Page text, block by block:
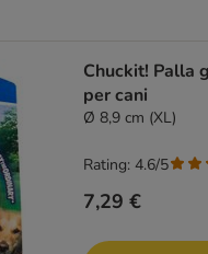
Chuckit! Palla
per cani
Ø 8,9 cm (XL)
7,29 €
Rating: 4.6/5